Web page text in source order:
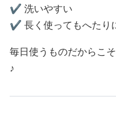
✔️ 洗いやすい
✔️ 長く使ってもへたり
毎日使うものだからこ
♪